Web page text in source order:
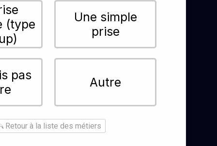
(type
Une simple
prise
pas
Autre
Retour à la liste des métiers